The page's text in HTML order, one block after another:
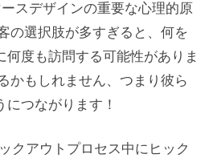
スデザインの重要な心理的原
の選択肢が多すぎると、何を
何度も訪問する可能性がありま
かもしれません、つまり彼ら
つながります！
クアウトプロセス中にヒック